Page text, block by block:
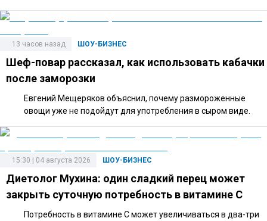
ШОУ-БИЗНЕС
13 часов назад
Шеф-повар рассказал, как использовать кабачки
после заморозки
Евгений Мещеряков объяснил, почему размороженные
овощи уже не подойдут для употребления в сыром виде.
ШОУ-БИЗНЕС
15:30 | 04 августа 2026
Диетолог Мухина: один сладкий перец может
закрыть суточную потребность в витамине C
Потребность в витамине C может увеличиваться в два-три